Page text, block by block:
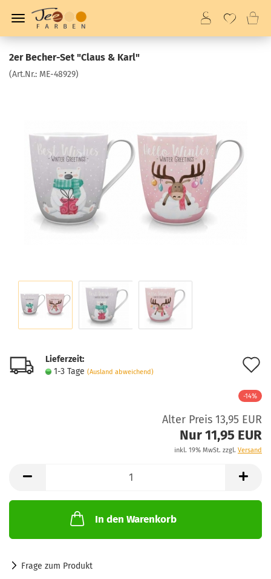
2er Becher-Set "Claus & Karl"
(Art.Nr.: ME-48929)
Lieferzeit:
1-3 Tage (Ausland abweichend)
-14%
Alter Preis 13,95 EUR
Nur 11,95 EUR
inkl. 19% MwSt. zzgl. Versand
In den Warenkorb
Frage zum Produkt